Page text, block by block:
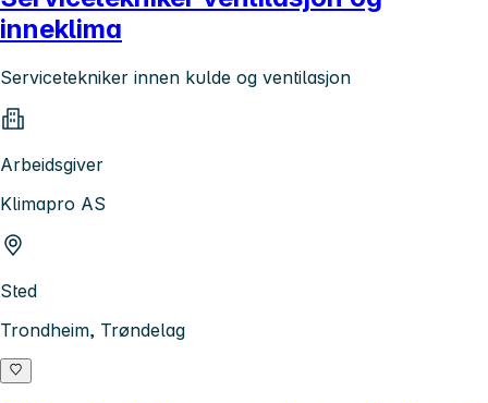
inneklima
Servicetekniker innen kulde og ventilasjon
Arbeidsgiver
Klimapro AS
Sted
Trondheim, Trøndelag